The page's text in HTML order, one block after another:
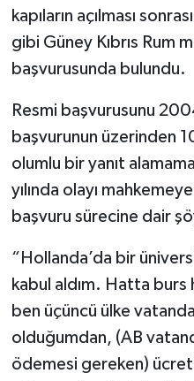
kapıların açılması
gibi Güney Kıbrıs Rum
başvurusunda bulundu.
Resmi başvurusunu
başvurunun üzerinden
olumlu bir yanıt
yılında olayı
başvuru sürecine dair
“Hollanda’da bir
kabul aldım. Hatta burs
ben üçüncü ülke
olduğumdan, (AB
ödemesi gereken) ücreti